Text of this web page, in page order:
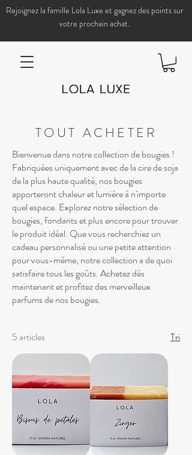
Rejoignez la famille Lola Luxe et gagnez des points sur
votre prochain achat.
TOUT ACHETER
Bienvenue dans notre collection de bougies !
Fabriquées uniquement avec de la cire de soja
de la plus haute qualité, nos bougies
apporteront chaleur et lumière à n'importe
quel espace. Explorez notre sélection de
bougies, fondants et plus encore pour trouver
le produit idéal. Que vous recherchiez un
cadeau personnalisé ou une petite attention
pour vous-même, notre collection a de quoi
satisfaire tous les goûts. Achetez dès
maintenant et profitez des merveilleux
parfums de nos bougies.
5 articles Tri